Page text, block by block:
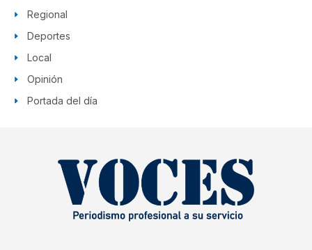
Regional
Deportes
Local
Opinión
Portada del día